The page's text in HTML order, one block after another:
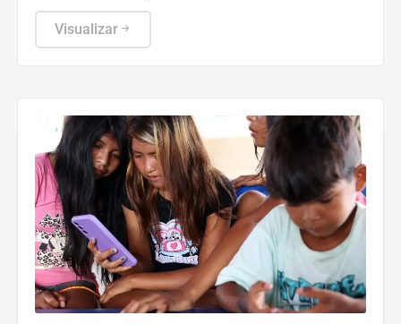
internacionais do país, que somaram mais de US$
61 bilhões.
Visualizar